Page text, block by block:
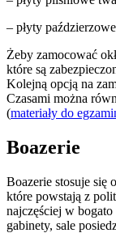
– płyty
Żeby zamocować
które są
Kolejną opcją na
Czasami można
(materiały do
Boazerie
Boazerie stosuje się
które powstają z
najczęściej w
gabinety, sale